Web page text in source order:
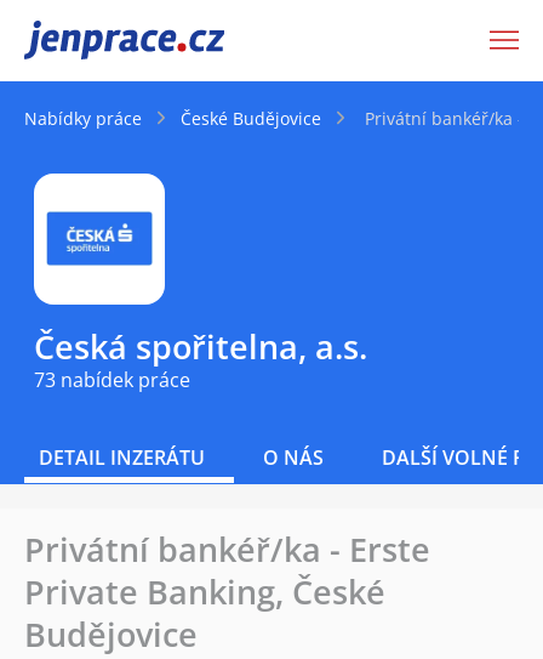
JenPráce.cz
Nabídky práce České Budějovice Privátní bankéř/ka -
Česká spořitelna, a.s.
73 nabídek práce
DETAIL INZERÁTU O NÁS DALŠÍ VOLNÉ
Privátní bankéř/ka - Erste
Private Banking, České
Budějovice